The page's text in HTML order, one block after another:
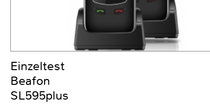
Einzeltest
Beafon
SL595plus